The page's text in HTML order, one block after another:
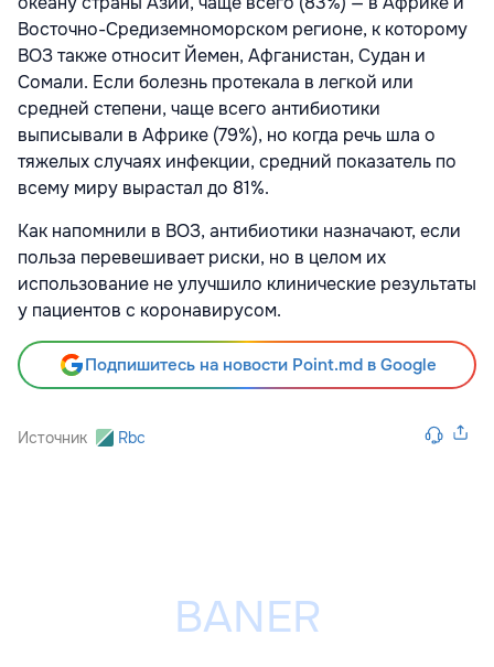
Восточно-Средиземноморском регионе, к которому
ВОЗ также относит Йемен, Афганистан, Судан и
Сомали. Если болезнь протекала в легкой или
средней степени, чаще всего антибиотики
выписывали в Африке (79%), но когда речь шла о
тяжелых случаях инфекции, средний показатель по
всему миру вырастал до 81%.
Как напомнили в ВОЗ, антибиотики назначают, если
польза перевешивает риски, но в целом их
использование не улучшило клинические результаты
у пациентов с коронавирусом.
Подпишитесь на новости Point.md в Google
Источник Rbc